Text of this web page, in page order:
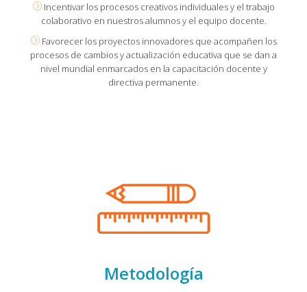
Incentivar los procesos creativos individuales y el trabajo
colaborativo en nuestros alumnos y el equipo docente.
Favorecer los proyectos innovadores que acompañen los
procesos de cambios y actualización educativa que se dan a
nivel mundial enmarcados en la capacitación docente y
directiva permanente.
Metodología